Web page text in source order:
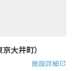
大井町）
施設詳細